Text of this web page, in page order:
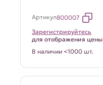
Артикул800007
Зарегистрируйтесь
для отображения цены
В наличии <1000 шт.